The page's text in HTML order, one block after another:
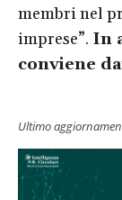
membri nel
imprese”. In
conviene
Ultimo